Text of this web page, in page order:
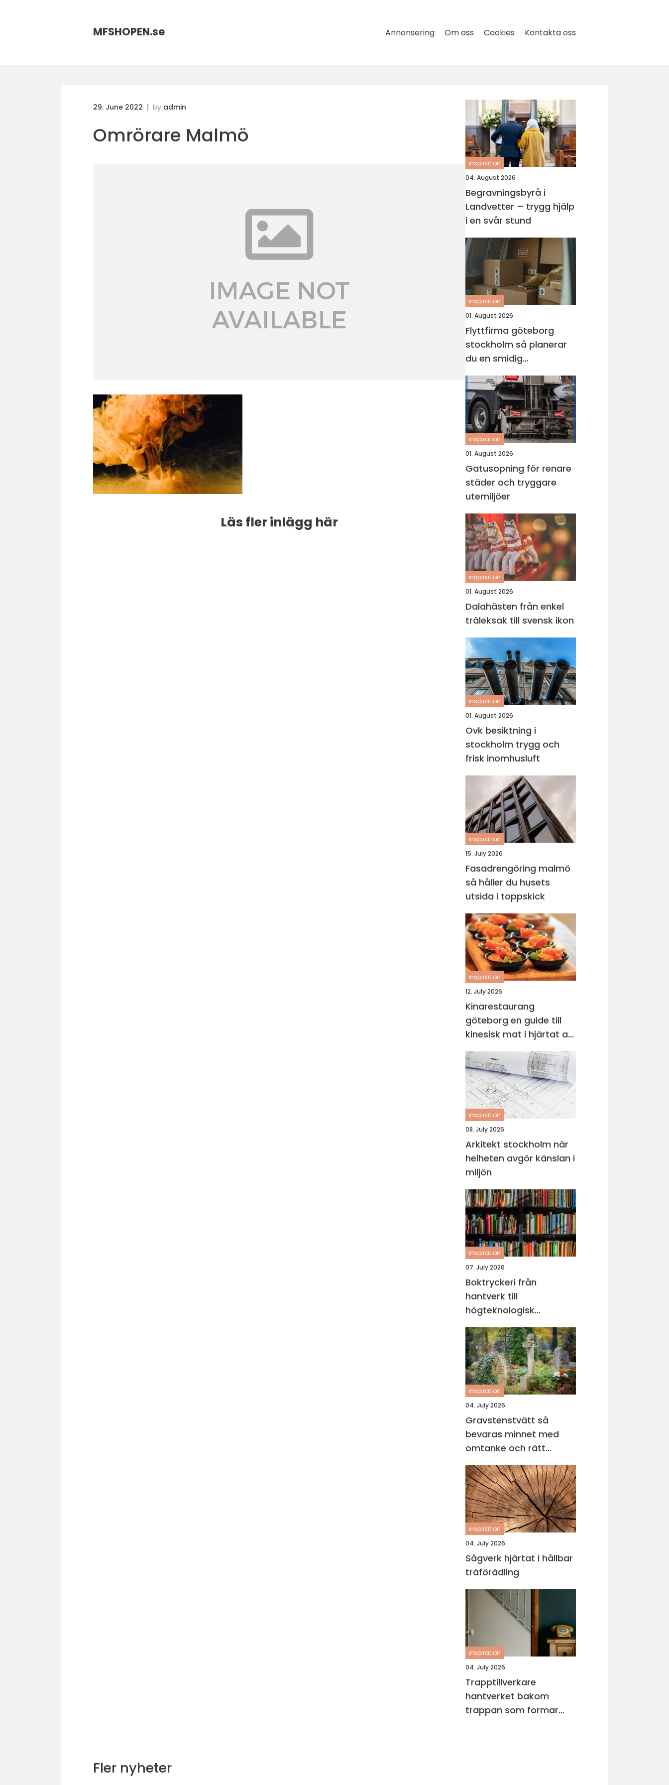
MFSHOPEN.se Annonsering Om oss Cookies Kontakta oss
29. June 2022 by admin
Omrörare Malmö
Läs fler inlägg här
inspiration
04. August 2026
Begravningsbyrå i
Landvetter – trygg hjälp
i en svår stund
inspiration
01. August 2026
Flyttfirma göteborg
stockholm så planerar
du en smidig
långdistansflytt
inspiration
01. August 2026
Gatusopning för renare
städer och tryggare
utemiljöer
inspiration
01. August 2026
Dalahästen från enkel
träleksak till svensk ikon
inspiration
01. August 2026
Ovk besiktning i
stockholm trygg och
frisk inomhusluft
inspiration
15. July 2026
Fasadrengöring malmö
så håller du husets
utsida i toppskick
inspiration
12. July 2026
Kinarestaurang
göteborg en guide till
kinesisk mat i hjärtat av
staden
inspiration
08. July 2026
Arkitekt stockholm när
helheten avgör känslan i
miljön
inspiration
07. July 2026
Boktryckeri från
hantverk till
högteknologisk
bokproduktion
inspiration
04. July 2026
Gravstenstvätt så
bevaras minnet med
omtanke och rätt
metod
inspiration
04. July 2026
Sågverk hjärtat i hållbar
träförädling
inspiration
04. July 2026
Trapptillverkare
hantverket bakom
trappan som formar
Fler nyheter